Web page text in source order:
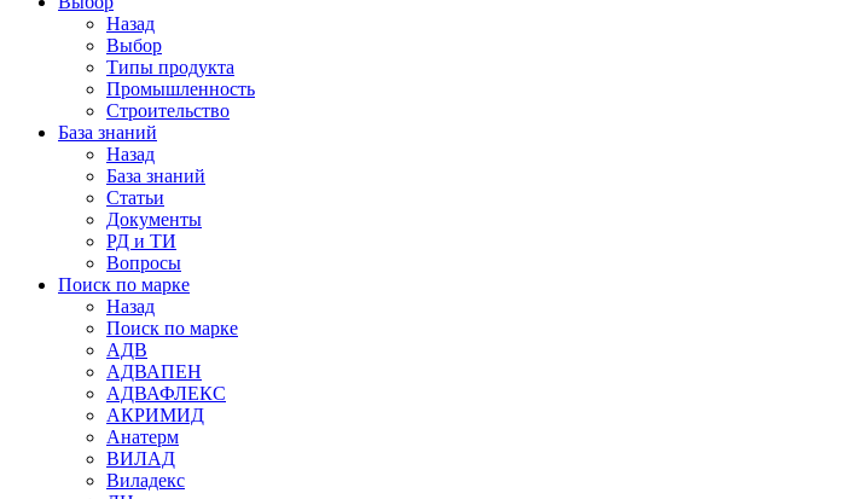
Назад
Выбор
Типы продукта
Промышленность
Строительство
База знаний
Назад
База знаний
Статьи
Документы
РД и ТИ
Вопросы
Поиск по марке
Назад
Поиск по марке
АДВ
АДВАПЕН
АДВАФЛЕКС
АКРИМИД
Анатерм
ВИЛАД
Виладекс